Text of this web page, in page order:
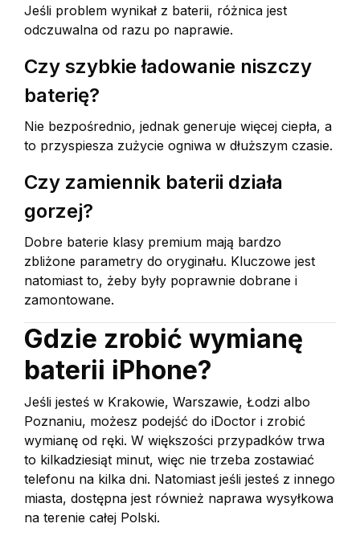
Jeśli problem wynikał z baterii, różnica jest
odczuwalna od razu po naprawie.
Czy szybkie ładowanie niszczy
baterię?
Nie bezpośrednio, jednak generuje więcej ciepła, a
to przyspiesza zużycie ogniwa w dłuższym czasie.
Czy zamiennik baterii działa
gorzej?
Dobre baterie klasy premium mają bardzo
zbliżone parametry do oryginału. Kluczowe jest
natomiast to, żeby były poprawnie dobrane i
zamontowane.
Gdzie zrobić wymianę
baterii iPhone?
Jeśli jesteś w Krakowie, Warszawie, Łodzi albo
Poznaniu, możesz podejść do iDoctor i zrobić
wymianę od ręki. W większości przypadków trwa
to kilkadziesiąt minut, więc nie trzeba zostawiać
telefonu na kilka dni. Natomiast jeśli jesteś z innego
miasta, dostępna jest również naprawa wysyłkowa
na terenie całej Polski.